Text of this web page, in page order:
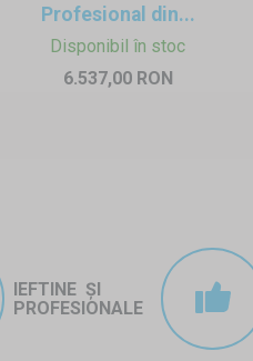
Profesional din...
Disponibil în stoc
6.537,00 RON
IEFTINE ȘI
PROFESIONALE